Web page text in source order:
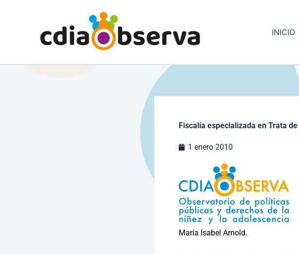
INICIO
Fiscalía especializada en Trata
1 enero 2010
María Isabel Arnold.